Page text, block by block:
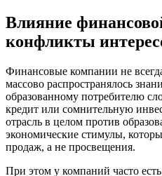
Влияние
конфликты
Финансовые компании не
массово распространялось
образованному потребителю
кредит или сомнительную
отрасль в целом против
экономические стимулы,
продаж, а не просвещения.
При этом у компаний часто